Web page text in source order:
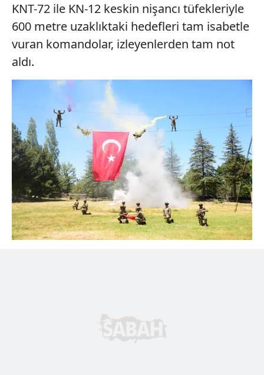
KNT-72 ile KN-12 keskin nişancı tüfekleriyle
600 metre uzaklıktaki hedefleri tam isabetle
vuran komandolar, izleyenlerden tam not
aldı.